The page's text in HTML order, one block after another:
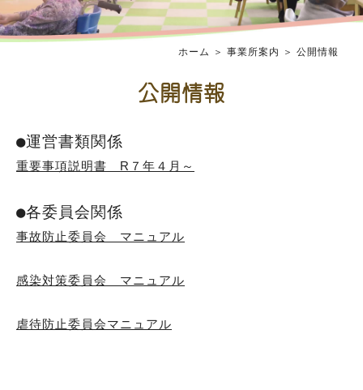
ホーム ＞ 事業所案内 ＞ 公開情報
公開情報
●運営書類関係
重要事項説明書 R ７年４ 月～
●各委員会関係
事故防止委員会 マニュアル
感染対策委員会 マニュアル
虐待防止委員会マニュアル